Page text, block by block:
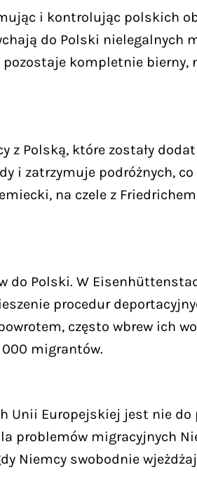
i kontrolując polskich
do Polski nielegalnych
pozostaje kompletnie
Polską, które zostały
i zatrzymuje podróżnych,
na czele z Friedrichem
do Polski. W
procedur
często wbrew ich
000 migrantów.
Unii Europejskiej jest nie do
problemów migracyjnych
Niemcy swobodnie